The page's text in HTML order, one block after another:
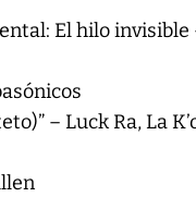
El hilo invisible
– Luck Ra, La